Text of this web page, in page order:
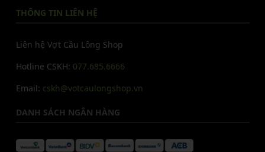
THÔNG TIN LIÊN HỆ
Liên hệ Vợt Cầu Lông Shop
Hotline CSKH: 077.685.6666
Email: cskh@votcaulongshop.vn
DANH SÁCH NGÂN HÀNG